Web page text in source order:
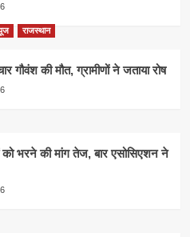
राजस्थान
गौवंश की मौत, ग्रामीणों ने जताया रोष
भरने की मांग तेज, बार एसोसिएशन ने